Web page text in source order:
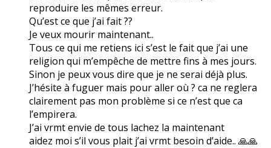
reproduire les mêmes erreur.
Qu’est ce que j’ai fait ??
Je veux mourir maintenant..
Tous ce qui me retiens ici s’est le fait que j’ai une
religion qui m’empêche de mettre fins à mes jours.
Sinon je peux vous dire que je ne serai déjà plus.
J’hésite à fuguer mais pour aller où ? ca ne reglera
clairement pas mon problème si ce n’est que ca
l’empirera.
J’ai vrmt envie de tous lachez la maintenant
aidez moi s’il vous plait j’ai vrmt besoin d’aide.. 🙏🙏